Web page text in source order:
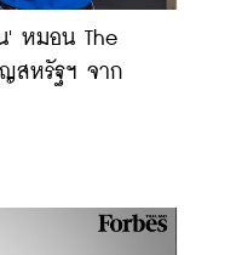
' หมอน The
ญสหรัฐฯ จาก